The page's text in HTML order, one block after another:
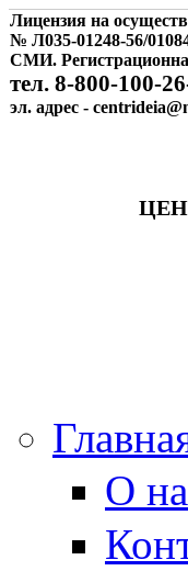
Лицензия на
№ Л035-01248-56/
СМИ.
тел. 8-800-100-
эл. адрес -
И
О